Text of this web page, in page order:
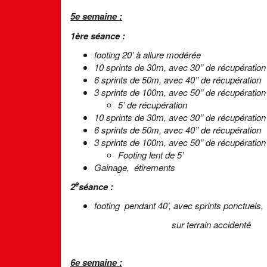
5e semaine :
1ère séance :
footing 20’ à allure modérée
10 sprints de 30m, avec 30’’ de récupération
6 sprints de 50m, avec 40’’ de récupération
3 sprints de 100m, avec 50’’ de récupération
5’ de récupération
10 sprints de 30m, avec 30’’ de récupération
6 sprints de 50m, avec 40’’ de récupération
3 sprints de 100m, avec 50’’ de récupération
Footing lent de 5’
Gainage, étirements
2eséance :
footing pendant 40’, avec sprints
sur terrain accidenté
6e semaine :